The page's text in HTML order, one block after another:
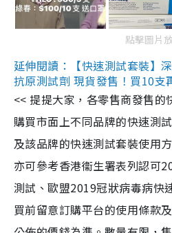
點擊圖片
延伸閱讀：【快速測試套裝】
抗原測試劑 現貨發售！買10支
<< 提提大家，各零售商發售的
購買市面上不同品牌的快速測
及該品牌的快速測試套裝使用
亦可參考香港衞生署表列認可
測試、歐盟2019冠狀病毒病快
買前留意訂購平台的使用條款